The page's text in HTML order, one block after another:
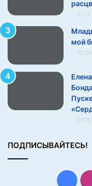
мой
ПОДПИСЫВАЙТЕСЬ!